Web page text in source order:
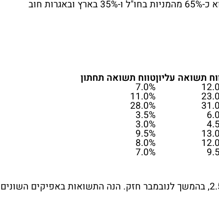
סטריט כשהפיזור המשוקלל של גופי הגמל הוא כ-65% מהמניות בחו"ל ו-35% בארץ ובאגרות חוב
תשואה עליוןטווח תשואה תחתון
7.0%
11.0%
28.0%
3.5%
3.0%
9.5%
8.0%
7.0%
דצמבר היה חודש מצוין עם תשואות של כ-2.5%, בהמשך לנובמבר חזק. הנה התשואות באפיקים השונים